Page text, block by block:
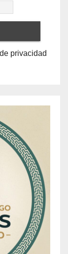
privacidad